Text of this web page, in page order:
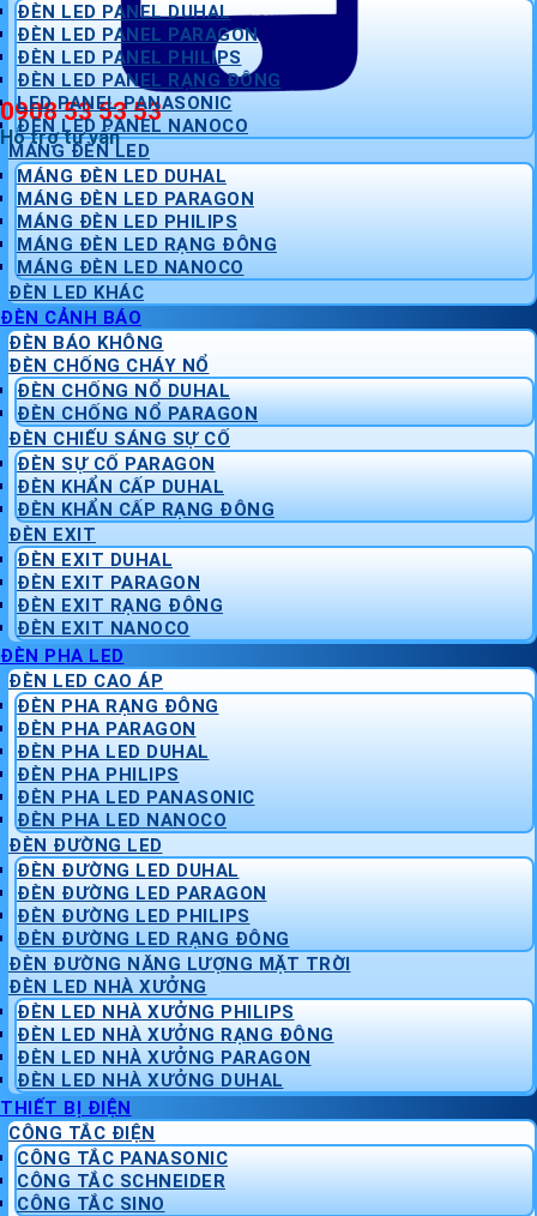
0908 53 53 53
Hỗ trợ tư vấn
ĐÈN LED PANEL DUHAL
ĐÈN LED PANEL PARAGON
ĐÈN LED PANEL PHILIPS
ĐÈN LED PANEL RẠNG ĐÔNG
LED PANEL PANASONIC
ĐÈN LED PANEL NANOCO
MÁNG ĐÈN LED
MÁNG ĐÈN LED DUHAL
MÁNG ĐÈN LED PARAGON
MÁNG ĐÈN LED PHILIPS
MÁNG ĐÈN LED RẠNG ĐÔNG
MÁNG ĐÈN LED NANOCO
ĐÈN LED KHÁC
ĐÈN CẢNH BÁO
ĐÈN BÁO KHÔNG
ĐÈN CHỐNG CHÁY NỔ
ĐÈN CHỐNG NỔ DUHAL
ĐÈN CHỐNG NỔ PARAGON
ĐÈN CHIẾU SÁNG SỰ CỐ
ĐÈN SỰ CỐ PARAGON
ĐÈN KHẨN CẤP DUHAL
ĐÈN KHẨN CẤP RẠNG ĐÔNG
ĐÈN EXIT
ĐÈN EXIT DUHAL
ĐÈN EXIT PARAGON
ĐÈN EXIT RẠNG ĐÔNG
ĐÈN EXIT NANOCO
ĐÈN PHA LED
ĐÈN LED CAO ÁP
ĐÈN PHA RẠNG ĐÔNG
ĐÈN PHA PARAGON
ĐÈN PHA LED DUHAL
ĐÈN PHA PHILIPS
ĐÈN PHA LED PANASONIC
ĐÈN PHA LED NANOCO
ĐÈN ĐƯỜNG LED
ĐÈN ĐƯỜNG LED DUHAL
ĐÈN ĐƯỜNG LED PARAGON
ĐÈN ĐƯỜNG LED PHILIPS
ĐÈN ĐƯỜNG LED RẠNG ĐÔNG
ĐÈN ĐƯỜNG NĂNG LƯỢNG MẶT TRỜI
ĐÈN LED NHÀ XƯỞNG
ĐÈN LED NHÀ XƯỞNG PHILIPS
ĐÈN LED NHÀ XƯỞNG RẠNG ĐÔNG
ĐÈN LED NHÀ XƯỞNG PARAGON
ĐÈN LED NHÀ XƯỞNG DUHAL
THIẾT BỊ ĐIỆN
CÔNG TẮC ĐIỆN
CÔNG TẮC PANASONIC
CÔNG TẮC SCHNEIDER
CÔNG TẮC SINO